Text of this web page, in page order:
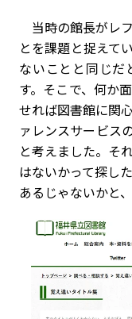
当時の館長がレ
とを課題と捉えて
ないことと同じだ
す。そこで、何か
せれば図書館に関
ァレンスサービス
と考えました。そ
はないかって探し
あるじゃないかと